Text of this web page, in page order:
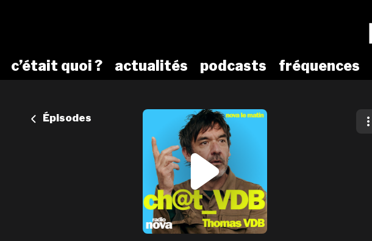
c’était quoi ? actualités podcasts fréquences
Épisodes